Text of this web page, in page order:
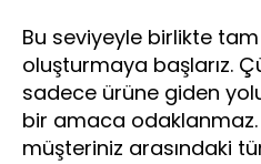
Bu seviyeyle birlikte
oluşturmaya başlarız.
sadece ürüne giden
bir amaca odaklanmaz.
müşteriniz arasındaki